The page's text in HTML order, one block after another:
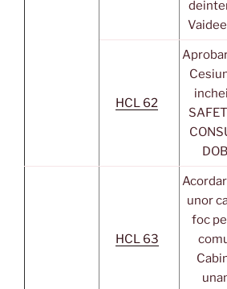
HCL 62
HCL 63
unor
foc